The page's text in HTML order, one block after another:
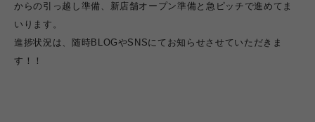
からの引っ越し準備、新店舗オープン準備と急ピッチで進めてま
いります。
進捗状況は、随時BLOGやSNSにてお知らせさせていただきま
す！！